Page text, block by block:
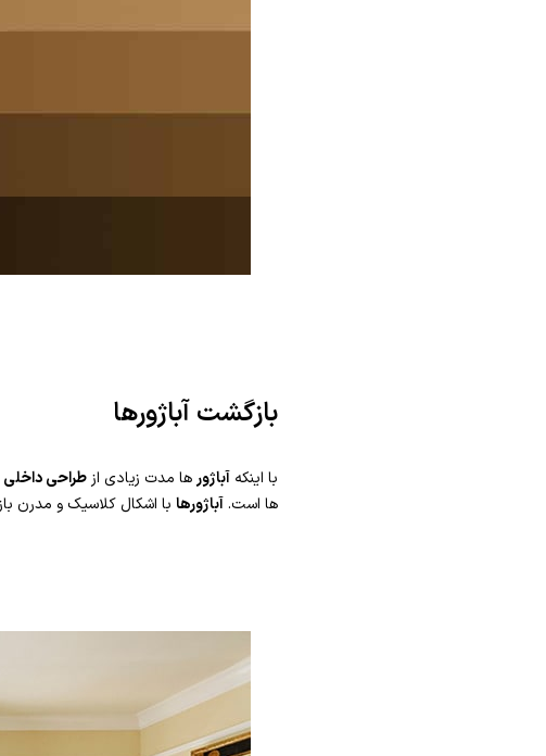
بازگشت آباژورها
با اینکه آباژورها مدت زیادی از طراحی داخلی
ها است.آباژورها با اشکال کلاسیک و مدرن